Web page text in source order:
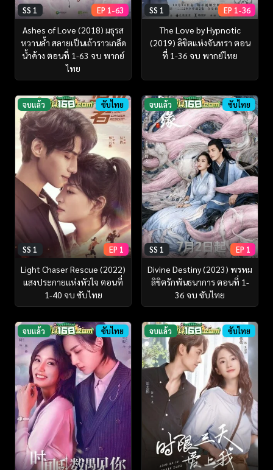
SS 1 EP 1-63
Ashes of Love (2018) มธุรส
หวานล้ำ สลายเป็นเถ้าราวเกล็ด
น้ำค้าง ตอนที่ 1-63 จบ พากย์
ไทย
SS 1 EP 1-36
The Love by Hypnotic
(2019) ลิขิตแห่งจันทรา ตอน
ที่ 1-36 จบ พากย์ไทย
จบแล้ว ซับไทย
SS 1 EP 1
Light Chaser Rescue (2022)
แสงประกายแห่งหัวใจ ตอนที่
1-40 จบ ซับไทย
จบแล้ว ซับไทย
SS 1 EP 1
Divine Destiny (2023) พรหม
ลิขิตรักพันธนาการ ตอนที่ 1-
36 จบ ซับไทย
จบแล้ว ซับไทย จบแล้ว ซับไทย